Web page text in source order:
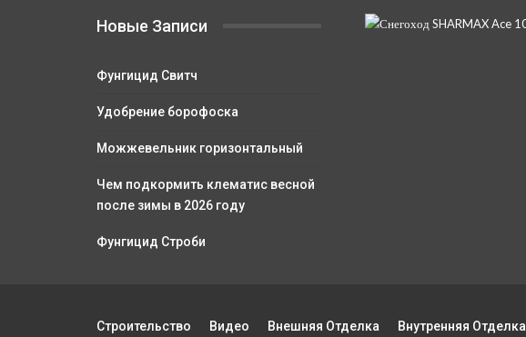
Новые Записи
Фунгицид Свитч
Удобрение борофоска
Можжевельник горизонтальный
Чем подкормить клематис весной
после зимы в 2026 году
Фунгицид Строби
Строительство Видео Внешняя Отделка Внутренняя Отделка